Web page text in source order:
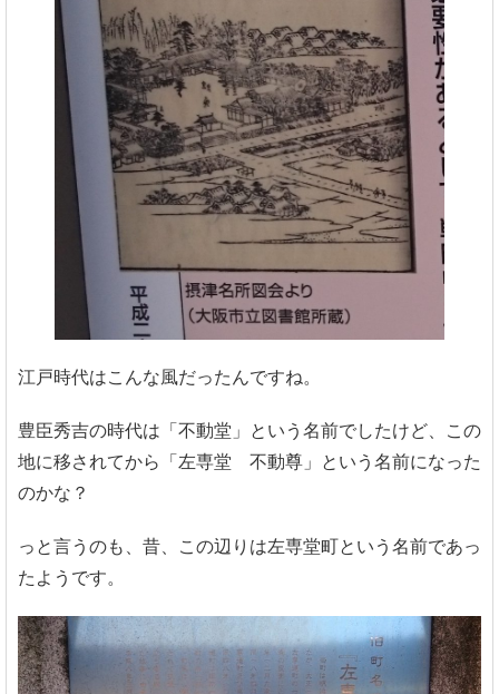
江戸時代はこんな風だったんですね。
豊臣秀吉の時代は「不動堂」という名前でしたけど、この
地に移されてから「左専堂 不動尊」という名前になった
のかな？
っと言うのも、昔、この辺りは左専堂町という名前であっ
たようです。